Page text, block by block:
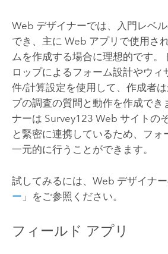
Web デザイナーでは、入門レベ
でき、主に Web アプリで使用さ
ムを作成する場合に理想的です。
ロップによるフォーム設計やウィ
件/計算設定を使用して、作成者
プの調査の質問と動作を作成でき
ナーは Survey123 Web サイトの
と緊密に連携しているため、フォ
一元的に行うことができます。
試してみるには、Web デザイナ
ー 」をご参照ください。
フィールド アプリ